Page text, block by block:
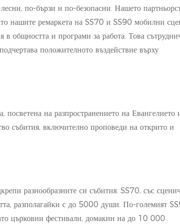
по-бързи и по-безопасни. Нашето
нашите ремаркета на SS70 и SS90 мобилни
общността и програми за работа. Това
положителното въздействие върху
на разпространението на Евангелието
събития, включително проповеди на открито и
разнообразните си събития. SS70, със
разполагайки с до 5000 души. По-големият
църковни фестивали, домакин на до 10 000